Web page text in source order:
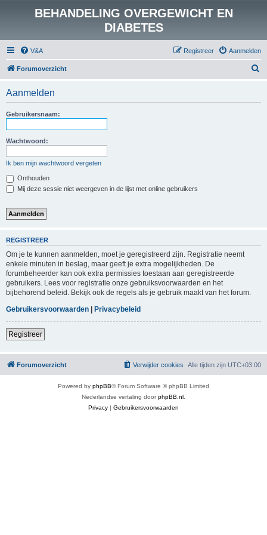
BEHANDELING OVERGEWICHT EN
DIABETES
V&A Aanmelden
Registreer
Forumoverzicht
Aanmelden
Gebruikersnaam:
Wachtwoord:
Ik ben mijn wachtwoord vergeten
Onthouden
Mij deze sessie niet weergeven in de lijst met online gebruikers
REGISTREER
Om je te kunnen aanmelden, moet je geregistreerd zijn. Registratie neemt
enkele minuten in beslag, maar geeft je extra mogelijkheden. De
forumbeheerder kan ook extra permissies toestaan aan geregistreerde
gebruikers. Lees voor registratie onze gebruiksvoorwaarden en het
bijbehorend beleid. Bekijk ook de regels als je gebruik maakt van het forum.
Gebruikersvoorwaarden | Privacybeleid
Registreer
Forumoverzicht Alle tijden zijn UTC+03:00
Verwijder cookies
Powered by phpBB® Forum Software © phpBB Limited
Nederlandse vertaling doorphpBB.nl
Privacy | Gebruikersvoorwaarden